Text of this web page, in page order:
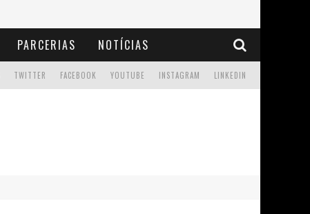
PARCERIAS NOTÍCIAS
LINKEDIN
INSTAGRAM
YOUTUBE
FACEBOOK
TWITTER